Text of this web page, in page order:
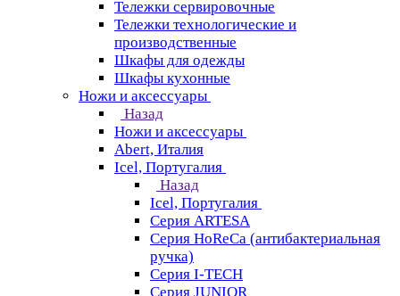
Тележки сервировочные
Тележки технологические и
производственные
Шкафы для одежды
Шкафы кухонные
Ножи и аксессуары
Назад
Ножи и аксессуары
Abert, Италия
Icel, Португалия
Назад
Icel, Португалия
Серия ARTESA
Серия HoReCa (антибактериальная
ручка)
Серия I-TECH
Серия JUNIOR